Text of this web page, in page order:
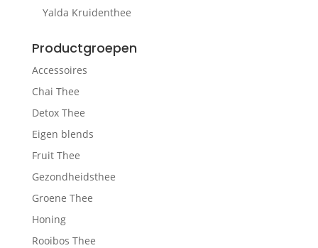
Yalda Kruidenthee
Productgroepen
Accessoires
Chai Thee
Detox Thee
Eigen blends
Fruit Thee
Gezondheidsthee
Groene Thee
Honing
Rooibos Thee